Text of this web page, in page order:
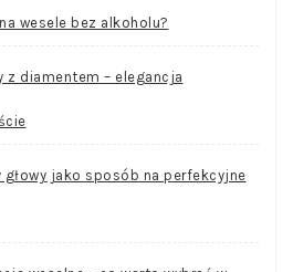
wesele bez alkoholu?
z diamentem – elegancja
jako sposób na perfekcyjne